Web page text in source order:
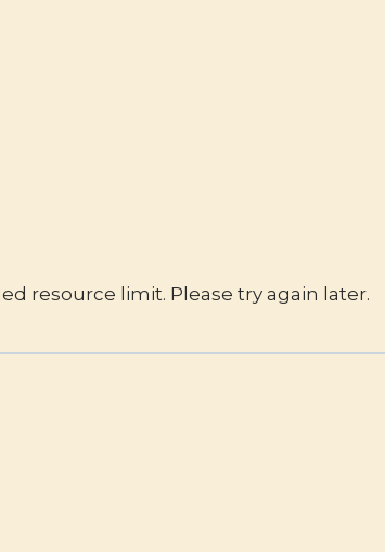
resource limit. Please try again later.